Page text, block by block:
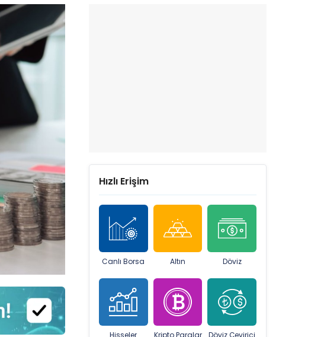
Hızlı Erişim
Canlı Borsa Altın Döviz
Hisseler Kripto Paralar Döviz Çevirici